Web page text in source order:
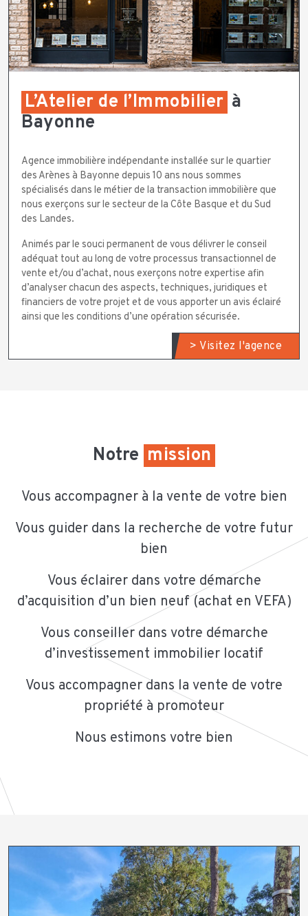
L’Atelier de l’Immobilier à
Bayonne
Agence immobilière indépendante installée sur le quartier
des Arènes à Bayonne depuis 10 ans nous sommes
spécialisés dans le métier de la transaction immobilière que
nous exerçons sur le secteur de la Côte Basque et du Sud
des Landes.
Animés par le souci permanent de vous délivrer le conseil
adéquat tout au long de votre processus transactionnel de
vente et/ou d’achat, nous exerçons notre expertise afin
d’analyser chacun des aspects, techniques, juridiques et
financiers de votre projet et de vous apporter un avis éclairé
ainsi que les conditions d’une opération sécurisée.
> Visitez l'agence
Notre mission
Vous accompagner à la vente de votre bien
Vous guider dans la recherche de votre futur
bien
Vous éclairer dans votre démarche
d’acquisition d’un bien neuf (achat en VEFA)
Vous conseiller dans votre démarche
d’investissement immobilier locatif
Vous accompagner dans la vente de votre
propriété à promoteur
Nous estimons votre bien